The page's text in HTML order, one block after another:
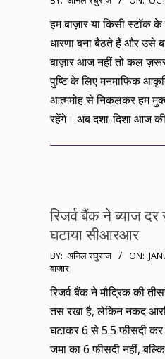
हम बाज़ार या किसी स्टॉक
धारणा बना बैठते हैं और उसे
बाज़ार आज नहीं तो कल ज़रूर
पुष्टि के लिए मनमाफिक
आत्ममोह से निकलकर हम
रहेंगे। अब दशा-दिशा आज
रिजर्व बैंक ने ब्याज
घटाया सीआरआर
2012-
01-
24
BY: अनिल रघुराज ON:
बाजार
रिजर्व बैंक ने मौद्रिक की
तस रखा है, लेकिन नकद
घटाकर 6 से 5.5 फीसदी
जमा का 6 फीसदी नहीं,